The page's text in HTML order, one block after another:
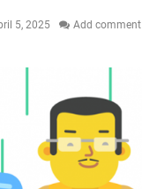
5, 2025 Add comment